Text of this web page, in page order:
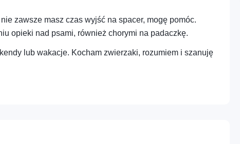
Profesje – Usługi
administracyjne i wsparcie
Cyfrowe –
media i treści
Nie posiadasz jeszcze konta?Zarejestruj się
zawsze masz czas wyjść na spacer, mogę pomóc.
opieki nad psami, również chorymi na padaczkę.
lub wakacje. Kocham zwierzaki, rozumiem i szanuję